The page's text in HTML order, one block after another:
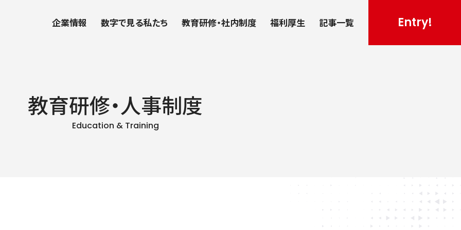
企業情報 数字で見る私たち 教育研修・社内制度 福利厚生 記事一覧 Entry!
教育研修・人事制度
Education & Training